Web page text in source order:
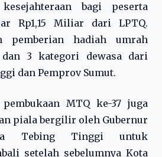
bagi peserta
Rp1,15 Miliar dari LPTQ.
pemberian hadiah umrah
3 kategori dewasa dari
dan Pemprov Sumut.
MTQ ke-37 juga
piala bergilir oleh Gubernur
Tebing Tinggi untuk
setelah sebelumnya Kota